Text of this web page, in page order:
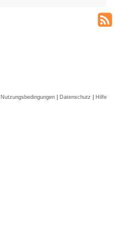
Nutzungsbedingungen | Datenschutz | Hilfe